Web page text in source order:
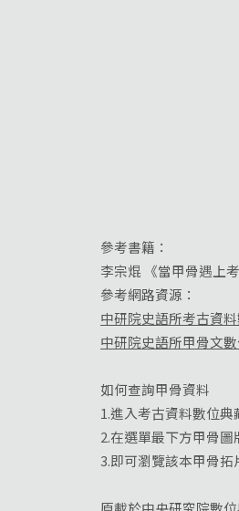
參考書籍：
李宗焜 《當甲骨遇上
參考網路資源：
中研院史語所考古資
中研院史語所甲骨文
如何查詢甲骨資料
1.進入考古資料數位
2.在選單最下方甲骨
3.即可瀏覽該本甲骨